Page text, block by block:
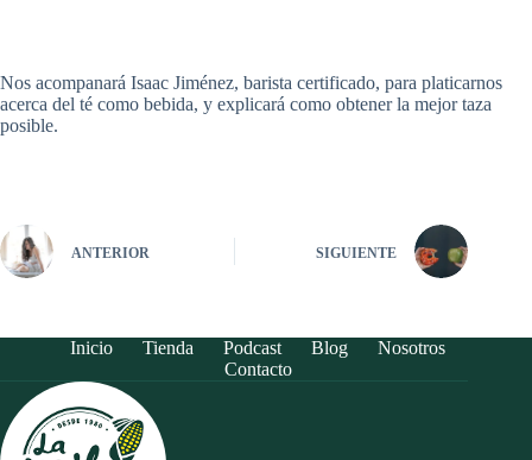
Nos acompanará Isaac Jiménez, barista certificado, para platicarnos
acerca del té como bebida, y explicará como obtener la mejor taza
posible.
ANTERIOR SIGUIENTE
Inicio Tienda Podcast Blog
Nosotros
Contacto